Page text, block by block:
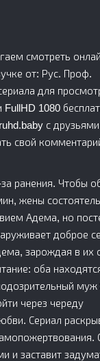
смотреть
от: Рус. Проф.
для
1080
с
свой
ранения. Чтобы
жены
Адема, но
доброе
зарождая в их
оба
муж
через череду
Сериал
и заставит